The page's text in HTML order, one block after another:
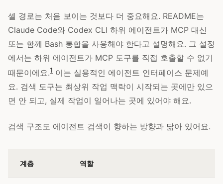
셸 경로는 처음 보이는 것보다 더 중요해요. README는
Claude Code와 Codex CLI 하위 에이전트가 MCP 대신
또는 함께 Bash 통합을 사용해야 한다고 설명해요. 그 설정
에서는 하위 에이전트가 MCP 도구를 직접 호출할 수 없기
때문이에요.1 이는 실용적인 에이전트 인터페이스 문제예
요. 검색 도구는 최상위 작업 맥락이 시작되는 곳에만 있으
면 안 되고, 실제 작업이 일어나는 곳에 있어야 해요.
검색 구조도 에이전트 검색이 향하는 방향과 닮아 있어요.
계층 역할